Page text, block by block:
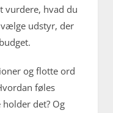
vurdere, hvad du
udstyr, der
og flotte ord
føles
det? Og